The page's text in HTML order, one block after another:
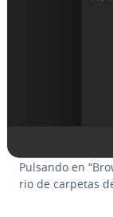
Pulsando en
rio de carpetas